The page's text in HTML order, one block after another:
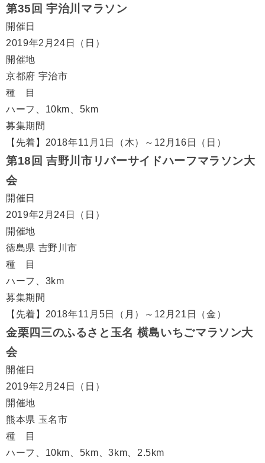
第35回 宇治川マラソン
開催日
2019年2月24日（日）
開催地
京都府 宇治市
種 目
ハーフ、10km、5km
募集期間
【先着】2018年11月1日（木）～12月16日（日）
第18回 吉野川市リバーサイドハーフマラソン大
会
開催日
2019年2月24日（日）
開催地
徳島県 吉野川市
種 目
ハーフ、3km
募集期間
【先着】2018年11月5日（月）～12月21日（金）
金栗四三のふるさと玉名 横島いちごマラソン大
会
開催日
2019年2月24日（日）
開催地
熊本県 玉名市
種 目
ハーフ、10km、5km、3km、2.5km